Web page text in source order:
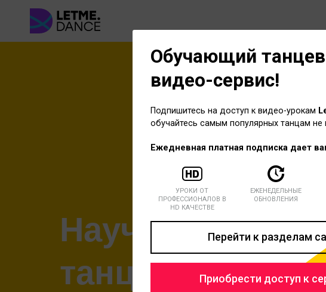
Научиться
танцевать -
Обучающий
видео-сервис!
Подпишитесь на доступ к видео-урокам
обучайтесь самым популярных танцам
Ежедневная платная подписка дает
УРОКИ ОТ
ПРОФЕССИОНАЛОВ В
HD КАЧЕСТВЕ
ЕЖЕНЕДЕЛЬНЫЕ
ОБНОВЛЕНИЯ
Перейти к разделам
Приобрести доступ к